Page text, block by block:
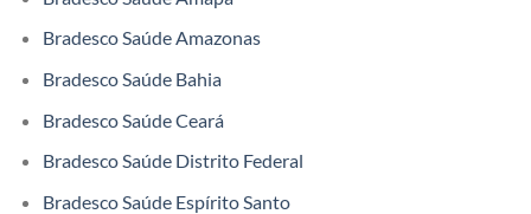
Bradesco Saúde Amazonas
Bradesco Saúde Bahia
Bradesco Saúde Ceará
Bradesco Saúde Distrito Federal
Bradesco Saúde Espírito Santo